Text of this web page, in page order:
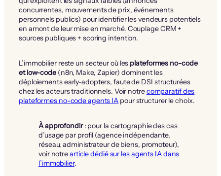
concurrentes, mouvements de prix, événements
personnels publics) pour identifier les vendeurs potentiels
en amont de leur mise en marché. Couplage CRM +
sources publiques + scoring intention.
L’immobilier reste un secteur où les plateformes no-code
et low-code(n8n, Make, Zapier) dominent les
déploiements early-adopters, faute de DSI structurées
chez les acteurs traditionnels. Voir notrecomparatif des
plateformes no-code agents IA pour structurer le choix.
À approfondir: pour la cartographie des cas
d’usage par profil (agence indépendante,
réseau, administrateur de biens, promoteur),
voir notrearticle dédié sur les agents IA dans
l’immobilier.